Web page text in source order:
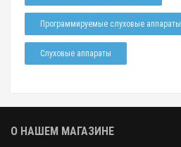
Программируемые слуховые аппараты
Слуховые аппараты
О НАШЕМ МАГАЗИНЕ